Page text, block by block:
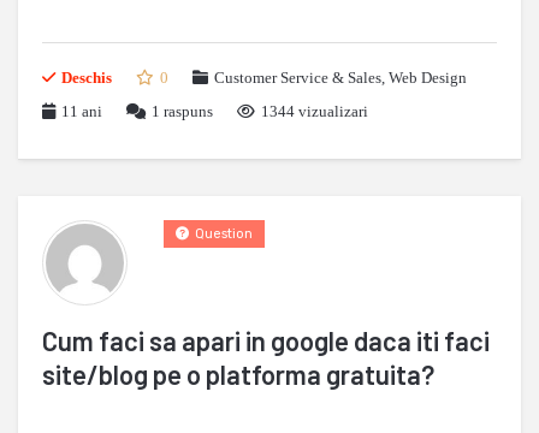
Deschis 0 Customer Service & Sales, Web Design
11 ani
1 raspuns 1344 vizualizari
Cum faci sa apari in google daca iti faci
site/blog pe o platforma gratuita?
Question